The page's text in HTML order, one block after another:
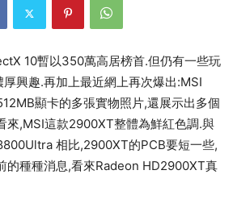
10暫以350萬高居榜首.但仍有一些玩
興趣.再加上最近網上再次爆出:MSI
顯卡的多張實物照片,還展示出多個
來,MSI這款2900XT整體為鮮紅色調.與
相比,2900XT的PCB要短一些,
的種種消息,看來Radeon HD2900XT真